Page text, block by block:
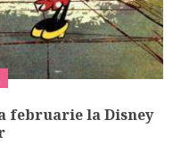
februarie la Disney